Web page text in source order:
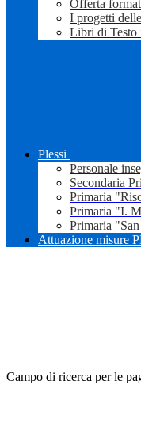
Offerta
I progetti
Libri di Testo
Plessi
Personale
Secondaria
Primaria
Primaria "I.
Primaria
Attuazione misure
Campo di ricerca per le